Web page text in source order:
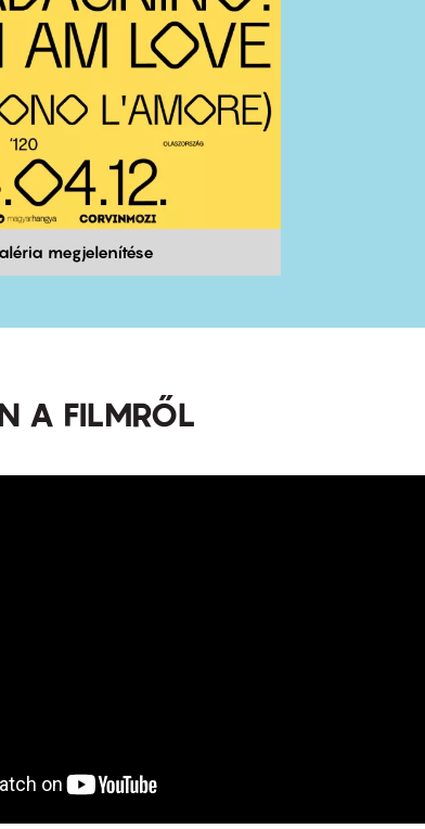
megjelenítése
A FILMRŐL